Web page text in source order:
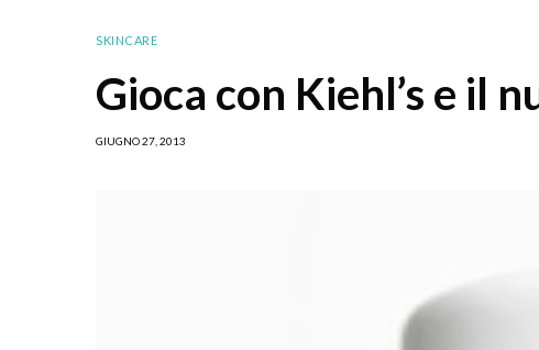
SKINCARE
Gioca con Kiehl’s e il
GIUGNO 27, 2013